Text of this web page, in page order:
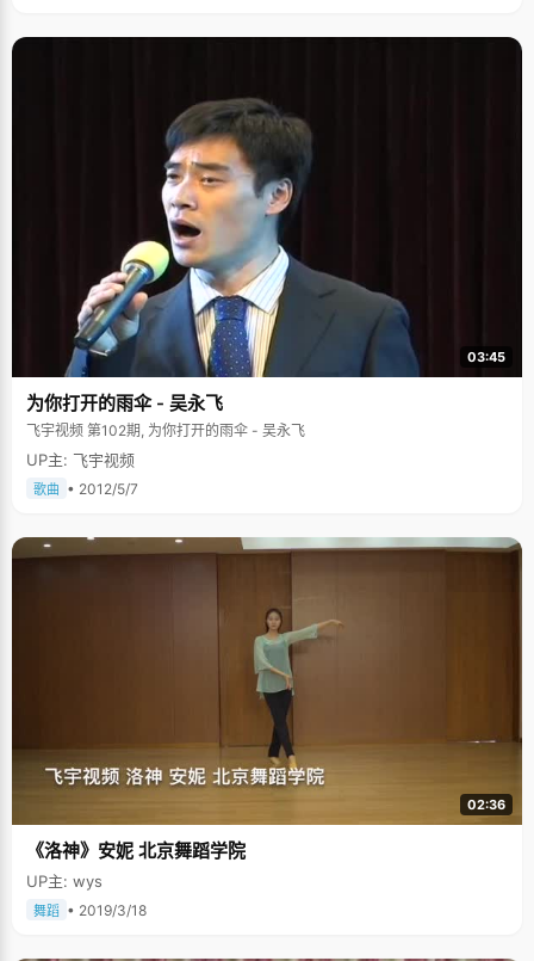
03:45
为你打开的雨伞 - 吴永飞
飞宇视频 第102期, 为你打开的雨伞 - 吴永飞
UP主: 飞宇视频
歌曲 • 2012/5/7
02:36
《洛神》安妮 北京舞蹈学院
UP主: wys
舞蹈 • 2019/3/18